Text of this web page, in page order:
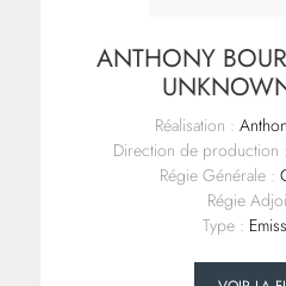
ANTHONY
Réalisation :
Direction de production :
Régie Générale :
Régie
Type :